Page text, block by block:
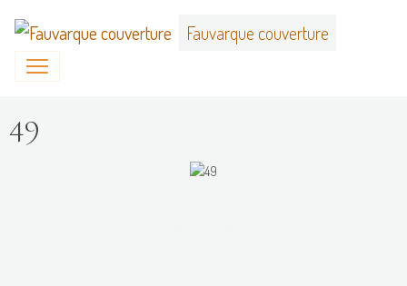
Fauvarque couverture
49